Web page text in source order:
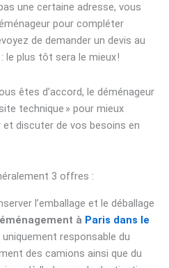
une certaine adresse, vous
pour compléter
de demander un devis au
le plus tôt sera le mieux !
êtes d’accord, le déménageur
technique » pour mieux
et discuter de vos besoins en
3 offres :
l’emballage et le déballage
à Paris dans le
responsable du
des camions ainsi que du